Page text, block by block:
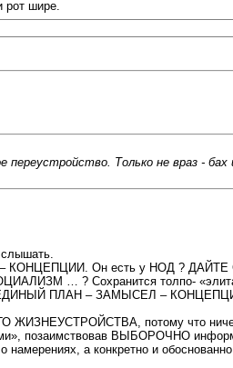
рот шире.
Только не враз -
Он есть у НОД ? ДАЙТЕ
… ? Сохранится толпо-
ЕДИНЫЙ ПЛАН – ЗАМЫСЕЛ –
потому что
позаимствовав ВЫБОРОЧНО
а конкретно и